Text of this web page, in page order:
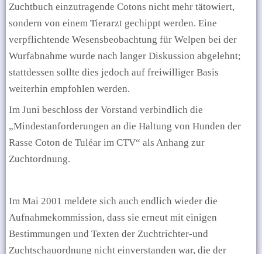
Zuchtbuch einzutragende Cotons nicht mehr tätowiert,
sondern von einem Tierarzt gechippt werden. Eine
verpflichtende Wesensbeobachtung für Welpen bei der
Wurfabnahme wurde nach langer Diskussion abgelehnt;
stattdessen sollte dies jedoch auf freiwilliger Basis
weiterhin empfohlen werden.
Im Juni beschloss der Vorstand verbindlich die
„Mindestanforderungen an die Haltung von Hunden der
Rasse Coton de Tuléar im CTV“ als Anhang zur
Zuchtordnung.
Im Mai 2001 meldete sich auch endlich wieder die
Aufnahmekommission, dass sie erneut mit einigen
Bestimmungen und Texten der Zuchtrichter-und
Zuchtschauordnung nicht einverstanden war, die der